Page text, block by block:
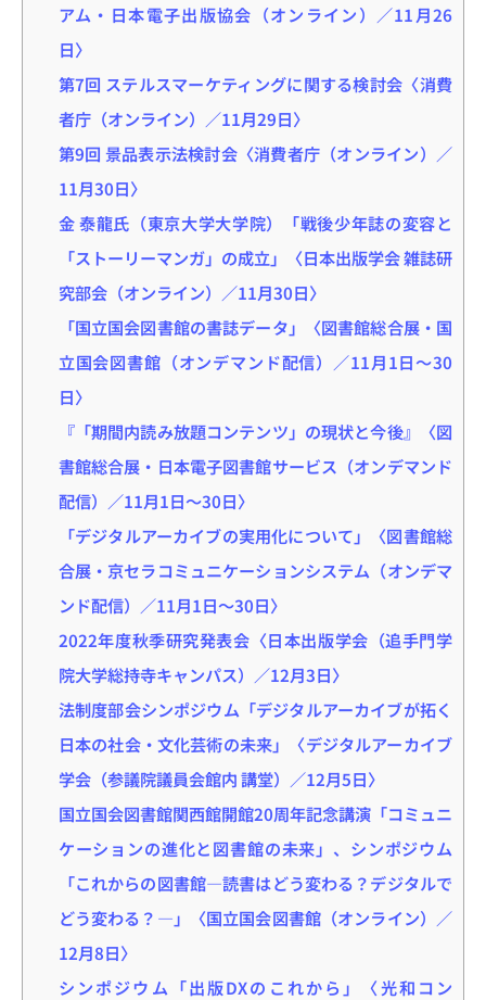
アム・日本電子出版協会（オンライン）／11月26
日〉
第7回 ステルスマーケティングに関する検討会〈消費
者庁（オンライン）／11月29日〉
第9回 景品表示法検討会〈消費者庁（オンライン）／
11月30日〉
金 泰龍氏（東京大学大学院）「戦後少年誌の変容と
「ストーリーマンガ」の成立」〈日本出版学会 雑誌研
究部会（オンライン）／11月30日〉
「国立国会図書館の書誌データ」〈図書館総合展・国
立国会図書館（オンデマンド配信）／11月1日～30
日〉
『「期間内読み放題コンテンツ」の現状と今後』〈図
書館総合展・日本電子図書館サービス（オンデマンド
配信）／11月1日～30日〉
「デジタルアーカイブの実用化について」〈図書館総
合展・京セラコミュニケーションシステム（オンデマ
ンド配信）／11月1日～30日〉
2022年度秋季研究発表会〈日本出版学会（追手門学
院大学総持寺キャンパス）／12月3日〉
法制度部会シンポジウム「デジタルアーカイブが拓く
日本の社会・文化芸術の未来」〈デジタルアーカイブ
学会（参議院議員会館内 講堂）／12月5日〉
国立国会図書館関西館開館20周年記念講演「コミュニ
ケーションの進化と図書館の未来」、シンポジウム
「これからの図書館―読書はどう変わる？デジタルで
どう変わる？―」〈国立国会図書館（オンライン）／
12月8日〉
シンポジウム「出版DXのこれから」〈光和コン